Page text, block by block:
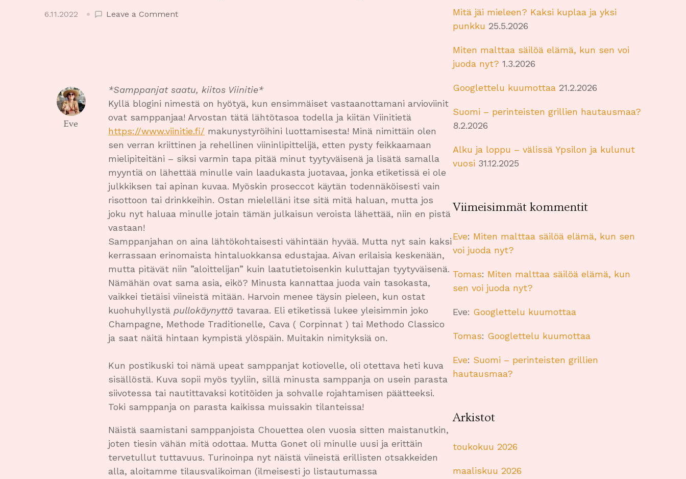
6.11.2022 Leave a Commenton
ja
erinomaiset
budjettisamppanjat
Eve
*Samppanjat saatu, kiitos Viinitie*
Kyllä blogini nimestä on hyötyä, kun ensimmäiset vastaanottamani arvioviinit
ovat samppanjaa! Arvostan tätä lähtötasoa todella ja kiitän Viinitietä
https://www.viinitie.fi/ makunystyröihini luottamisesta! Minä nimittäin olen
sen verran kriittinen ja rehellinen viininlipittelijä, etten pysty feikkaamaan
mielipiteitäni – siksi varmin tapa pitää minut tyytyväisenä ja lisätä samalla
myyntiä on lähettää minulle vain laadukasta juotavaa, jonka etiketissä ei ole
julkkiksen tai apinan kuvaa. Myöskin proseccot käytän todennäköisesti vain
risottoon tai drinkkeihin. Ostan mielelläni itse sitä mitä haluan, mutta jos
joku nyt haluaa minulle jotain tämän julkaisun veroista lähettää, niin en pistä
vastaan!
Samppanjahan on aina lähtökohtaisesti vähintään hyvää. Mutta nyt sain kaksi
kerrassaan erinomaista hintaluokkansa edustajaa. Aivan erilaisia keskenään,
mutta pitävät niin ”aloittelijan” kuin laatutietoisenkin kuluttajan tyytyväisenä.
Nämähän ovat sama asia, eikö? Minusta kannattaa juoda vain tasokasta,
vaikkei tietäisi viineistä mitään. Harvoin menee täysin pieleen, kun ostat
kuohuhyllystä pullokäynyttä tavaraa. Eli etiketissä lukee yleisimmin joko
Champagne, Methode Traditionelle, Cava ( Corpinnat ) tai Methodo Classico
ja saat näitä hintaan kympistä ylöspäin. Muitakin nimityksiä on.
Kun postikuski toi nämä upeat samppanjat kotiovelle, oli otettava heti kuva
sisällöstä. Kuva sopii myös tyyliin, sillä minusta samppanja on usein parasta
siivotessa tai nautittavaksi kotitöiden ja sohvalle rojahtamisen päätteeksi.
Toki samppanja on parasta kaikissa muissakin tilanteissa!
Näistä saamistani samppanjoista Chouettea olen vuosia sitten maistanutkin,
joten tiesin vähän mitä odottaa. Mutta Gonet oli minulle uusi ja erittäin
tervetullut tuttavuus. Turinoinpa nyt näistä viineistä erillisten otsakkeiden
alla, aloitamme tilausvalikoiman (ilmeisesti jo listautumassa
Mitä jäi mieleen? Kaksi kuplaa ja yksi
punkku 25.5.2026
Miten malttaa säilöä elämä, kun sen voi
juoda nyt? 1.3.2026
Googlettelu kuumottaa 21.2.2026
Suomi – perinteisten grillien hautausmaa?
8.2.2026
Alku ja loppu – välissä Ypsilon ja kulunut
vuosi 31.12.2025
Viimeisimmät kommentit
Eve: Miten malttaa säilöä elämä, kun sen
voi juoda nyt?
Tomas: Miten malttaa säilöä elämä, kun
sen voi juoda nyt?
Eve: Googlettelu kuumottaa
Tomas: Googlettelu kuumottaa
Eve: Suomi – perinteisten grillien
hautausmaa?
Arkistot
toukokuu 2026
maaliskuu 2026